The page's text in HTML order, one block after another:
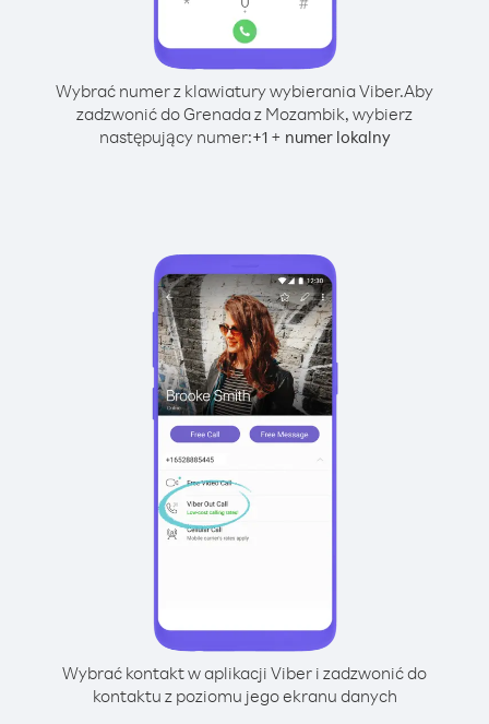
Wybrać numer z klawiatury wybierania Viber.Aby
zadzwonić do Grenada z Mozambik, wybierz
następujący numer:+1+ numer lokalny
Wybrać kontakt w aplikacji Viber i zadzwonić do
kontaktu z poziomu jego ekranu danych